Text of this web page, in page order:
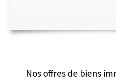
Nos offres de biens